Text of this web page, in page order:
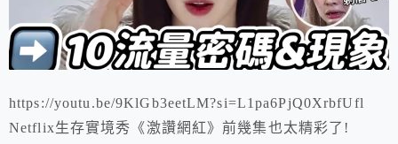
https://youtu.be/9KlGb3eetLM?si=L1pa6PjQ0XrbfUfl
Netflix生存實境秀《激讚網紅》前幾集也太精彩了!